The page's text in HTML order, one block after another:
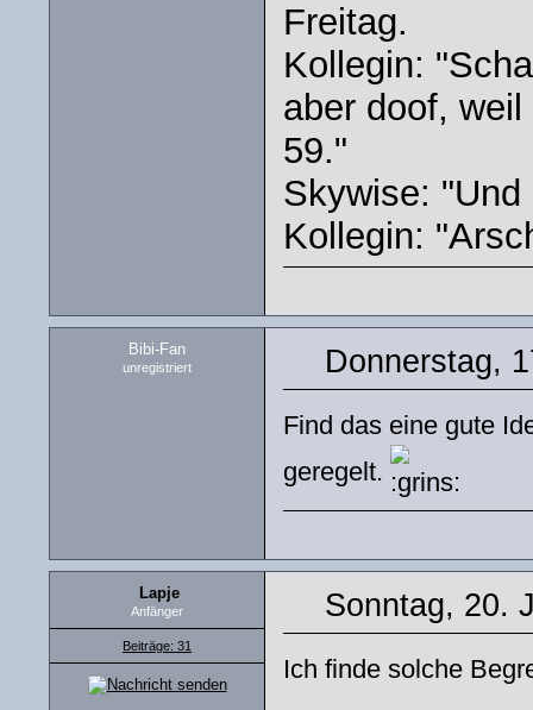
Freitag.
Kollegin:
aber doof,
59."
Skywise:
Kollegin:
Bibi-Fan
unregistriert Donnerstag,
Find das eine gute
geregelt.
Lapje
Anfänger
Beiträge: 31
Sonntag, 20.
Ich finde solche